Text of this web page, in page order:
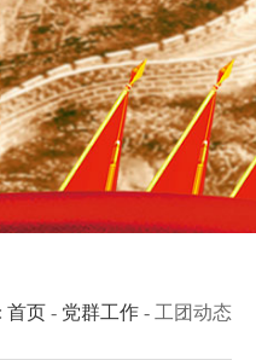
首页 - 党群工作 - 工团动态